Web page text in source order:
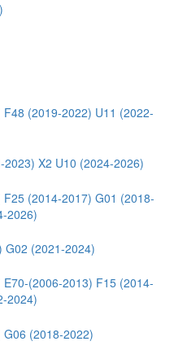
F48 (2019-2022) U11 (2022-
2023) X2 U10 (2024-2026)
F25 (2014-2017) G01 (2018-
2026)
G02 (2021-2024)
E70-(2006-2013) F15 (2014-
2024)
G06 (2018-2022)